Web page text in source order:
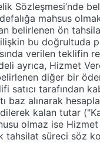
Sözleşmesi’nde
mahsus
belirlenen ön
ilişkin bu doğrultuda
verilen teklifin
ayrıca, Hizmet
diğer bir
satıcı tarafından
baz alınarak
kalan tutar
olmaz ise
tahsilat süreci söz